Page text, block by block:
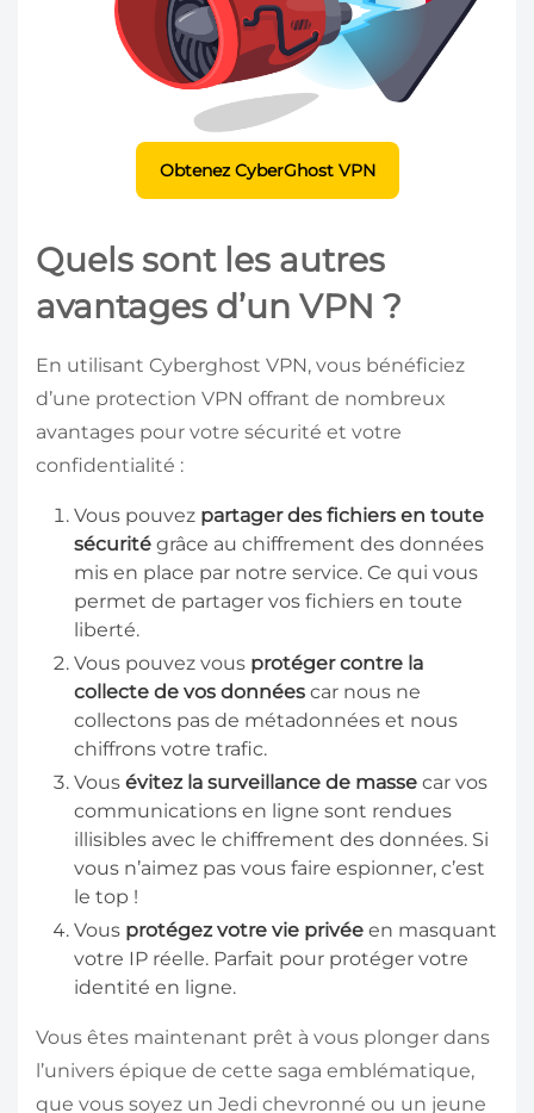
Obtenez CyberGhost VPN
Quels sont les autres
avantages d’un VPN ?
En utilisant Cyberghost VPN, vous bénéficiez
d’une protection VPN offrant de nombreux
avantages pour votre sécurité et votre
confidentialité :
Vous pouvez partager des fichiers en toute
sécurité grâce au chiffrement des données
mis en place par notre service. Ce qui vous
permet de partager vos fichiers en toute
liberté.
Vous pouvez vous protéger contre la
collecte de vos données car nous ne
collectons pas de métadonnées et nous
chiffrons votre trafic.
Vous évitez la surveillance de masse car vos
communications en ligne sont rendues
illisibles avec le chiffrement des données. Si
vous n’aimez pas vous faire espionner, c’est
le top !
Vous protégez votre vie privée en masquant
votre IP réelle. Parfait pour protéger votre
identité en ligne.
Vous êtes maintenant prêt à vous plonger dans
l’univers épique de cette saga emblématique,
que vous soyez un Jedi chevronné ou un jeune